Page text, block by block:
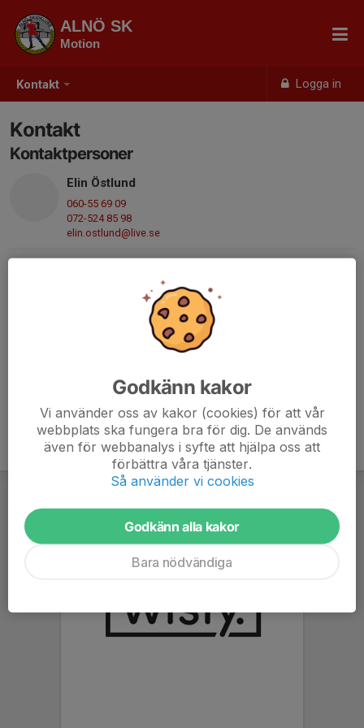
Kontakt Logga in
ALNÖ SK
Motion
Kontakt
Kontaktpersoner
Elin Östlund
060-55 69 09
072-524 85 98
elin.ostlund@live.se
Godkänn kakor
Vi använder oss av kakor (cookies) för att vår
webbplats ska fungera bra för dig. De används
även för webbanalys i syfte att hjälpa oss att
förbättra våra tjänster.
Så använder vi cookies
Godkänn alla kakor
Bara nödvändiga